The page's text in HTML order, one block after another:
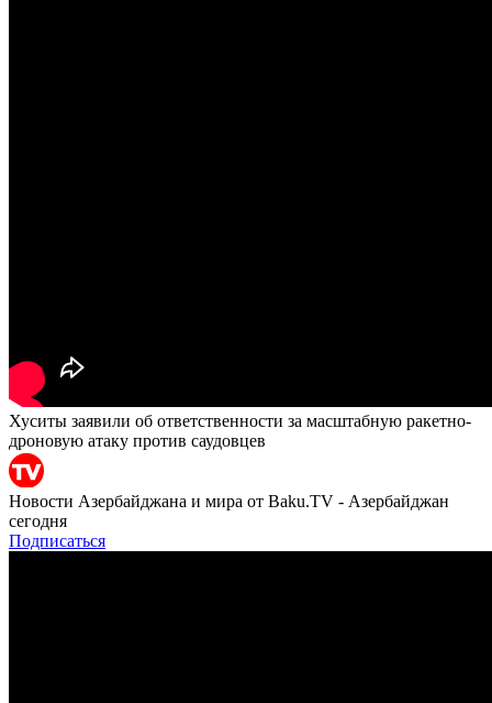
Хуситы заявили об ответственности за масштабную ракетно-
дроновую атаку против саудовцев
Новости Азербайджана и мира от Baku.TV - Азербайджан
сегодня
Подписаться